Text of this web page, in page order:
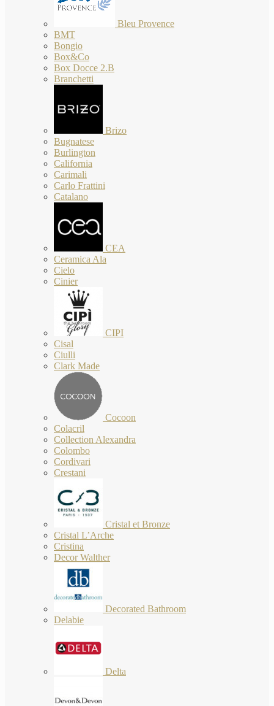
Bleu Provence
BMT
Bongio
Box&Co
Box Docce 2.B
Branchetti
Brizo
Bugnatese
Burlington
California
Carimali
Carlo Frattini
Catalano
CEA
Ceramica Ala
Cielo
Cinier
CIPI
Cisal
Ciulli
Clark Made
Cocoon
Colacril
Collection Alexandra
Colombo
Cordivari
Crestani
Cristal et Bronze
Cristal L’Arche
Cristina
Decor Walther
Decorated Bathroom
Delabie
Delta